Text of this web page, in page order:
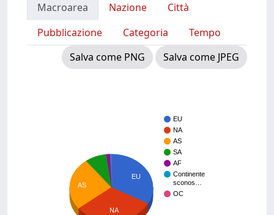
Macroarea Nazione
Città
Pubblicazione
Categoria
Tempo
Salva come PNG
Salva come JPEG
EU
NA
AS
SA
AF
Continente
sconos…
OC
EU
AS
NA